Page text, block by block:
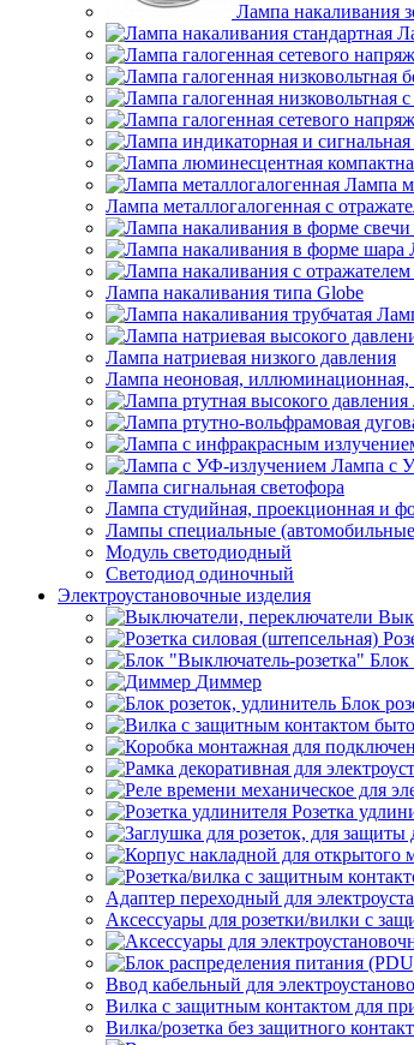
Лампа накаливания
Лампа
Лампа металлогалогенная с
Лампа накаливания типа Globe
Лампа натриевая низкого давления
Лампа неоновая, иллюминационная,
Лампа с
Лампа сигнальная светофора
Лампа студийная, проекционная и
Лампы специальные
Модуль светодиодный
Светодиод одиночный
Электроустановочные изделия
Блок
Диммер
Блок
Розетка
Адаптер переходный для
Аксессуары для розетки/вилки с
Ввод кабельный для
Вилка с защитным контактом для
Вилка/розетка без защитного